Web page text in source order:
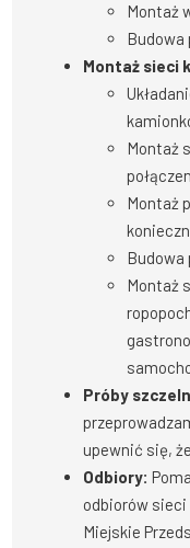
Montaż
Budowa
Montaż sieci
Montaż
Montaż
Budowa
Montaż
Próby
upewnić się,
Odbiory:
odbiorów sieci
Miejskie